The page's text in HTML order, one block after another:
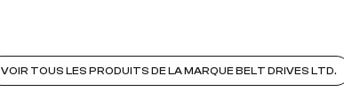
VOIR TOUS LES PRODUITS DE LA MARQUE BELT DRIVES LTD.